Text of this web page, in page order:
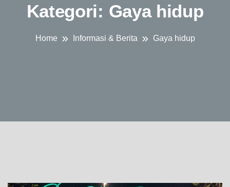
Kategori: Gaya hidup
Home Informasi & Berita Gaya hidup